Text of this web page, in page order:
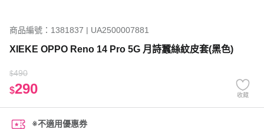
商品編號：1381837 | UA2500007881
XIEKE OPPO Reno 14 Pro 5G 月詩蠶絲紋皮套(黑色)
$490
$290 收藏
※不適用優惠券